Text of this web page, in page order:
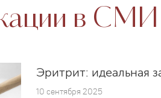
в СМИ
Эритрит: идеальная
10 сентября 2025